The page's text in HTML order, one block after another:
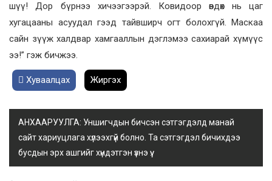
шүү! Дор бүрнээ хичээгээрэй. Ковидоор өвдөх нь цаг
хугацааны асуудал гээд тайвширч огт болохгүй. Маскаа
сайн зүүж халдвар хамгааллын дэглэмээ сахиарай хүмүүс
ээ!” гэж бичжээ.
Хуваалцах Жиргэх
АНХААРУУЛГА: Уншигчдын бичсэн сэтгэгдэлд манай
сайт хариуцлага хүлээхгүй болно. Та сэтгэгдэл бичихдээ
бусдын эрх ашгийг хүндэтгэн үзнэ үү.